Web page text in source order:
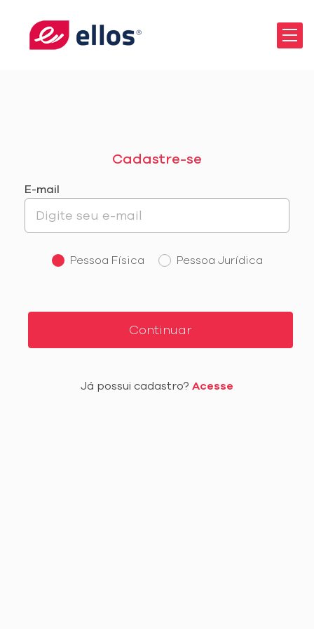
Cadastre-se
E-mail
Pessoa Física Pessoa Jurídica
Continuar
Já possui cadastro? Acesse